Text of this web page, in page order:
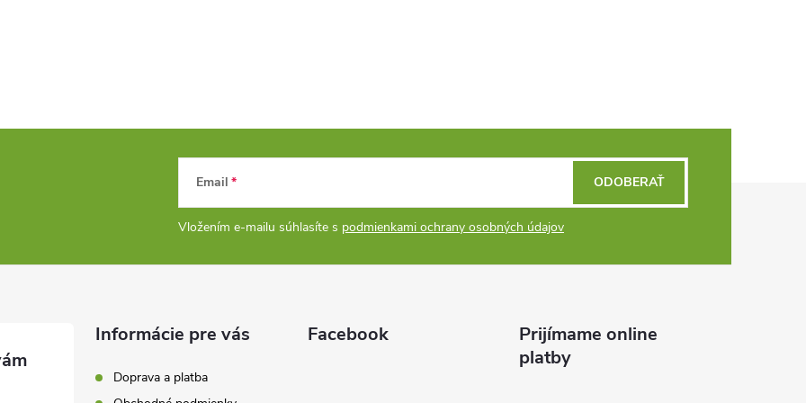
Email
Vložením e-mailu súhlasíte s podmienkami ochrany osobných údajov
ODOBERAŤ
Informácie pre vás
Doprava a platba
Facebook
Prijímame online
platby